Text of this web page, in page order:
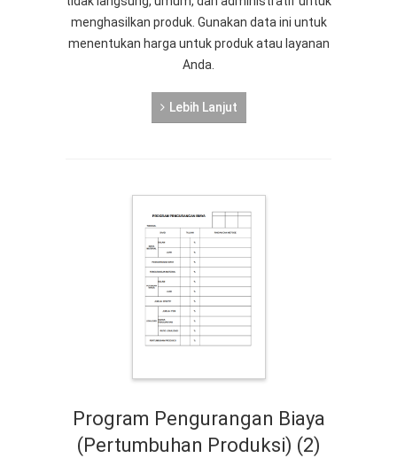
menghasilkan produk. Gunakan data ini untuk
menentukan harga untuk produk atau layanan
Anda.
Lebih Lanjut
Program Pengurangan Biaya
(Pertumbuhan Produksi) (2)